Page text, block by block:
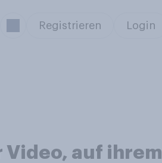
Registrieren Login
Video, auf ihrem